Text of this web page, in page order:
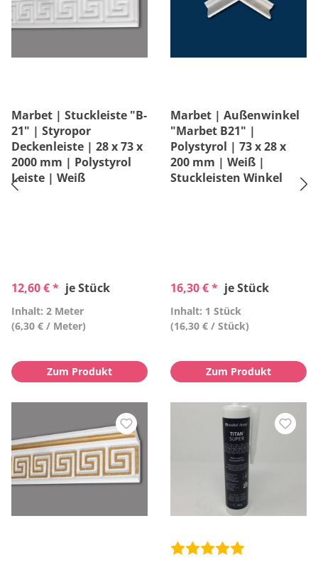
Marbet | Stuckleiste "B-
21" | Styropor
Deckenleiste | 28 x 73 x
2000 mm | Polystyrol
Leiste | Weiß
12,60 € * je Stück
Inhalt: 2 Meter
(6,30 € / Meter)
Zum Produkt
Marbet | Außenwinkel
"Marbet B21" |
Polystyrol | 73 x 28 x
200 mm | Weiß |
Stuckleisten Winkel
16,30 € * je Stück
Inhalt: 1 Stück
(16,30 € / Stück)
Zum Produkt